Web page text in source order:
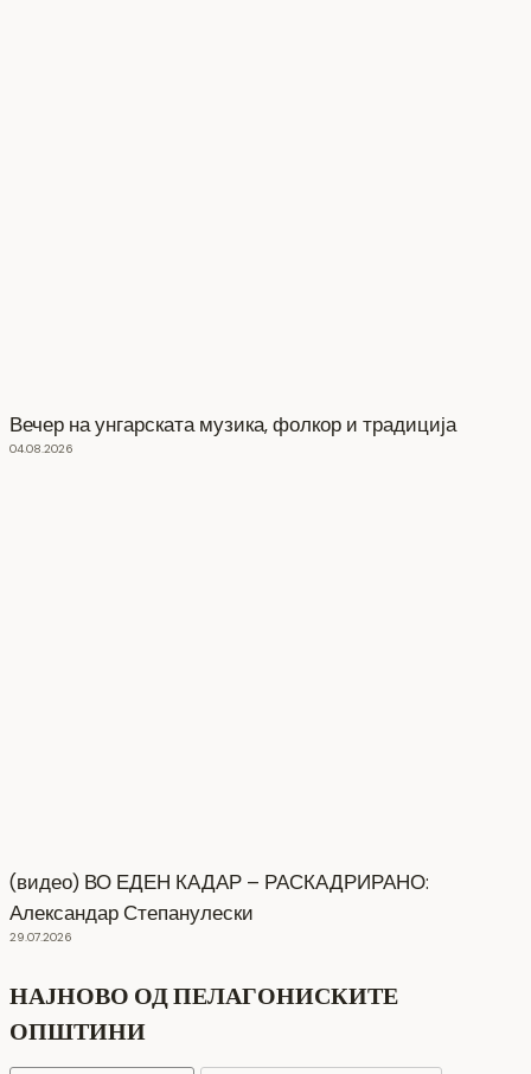
Вечер на унгарската музика, фолкор и традиција
04.08.2026
(видео) ВО ЕДЕН КАДАР – РАСКАДРИРАНО:
Александар Степанулески
29.07.2026
НАЈНОВО ОД ПЕЛАГОНИСКИТЕ
ОПШТИНИ